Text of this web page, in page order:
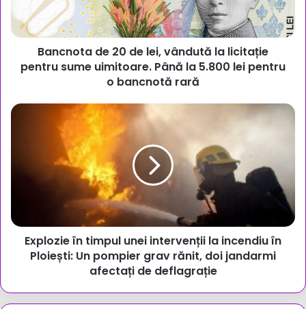
licitație
pentru
uimitoare.
5.800
bancnotă
Bancnota de 20 de lei, vândută la licitație
pentru sume uimitoare. Până la 5.800 lei pentru
o bancnotă rară
Explozie
intervenții
Ploiești:
pompier
doi
Explozie în timpul unei intervenții la incendiu în
Ploiești: Un pompier grav rănit, doi jandarmi
afectați de deflagrație